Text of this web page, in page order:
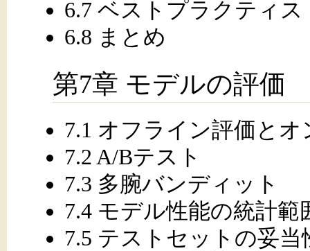
6.7 ベストプラクティス
6.8 まとめ
第7章 モデルの評価
7.1 オフライン評価と
7.2 A/Bテスト
7.3 多腕バンディット
7.4 モデル性能の統計範
7.5 テストセットの妥当